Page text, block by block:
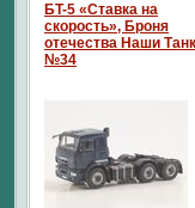
БT-5 «Ставка на
скорость», Броня
отечества Наши
№34